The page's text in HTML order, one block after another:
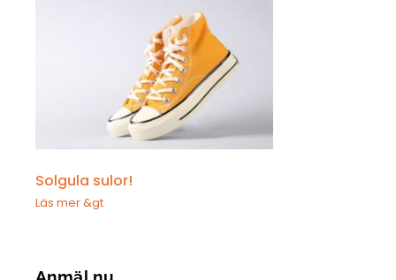
Solgula sulor!
Läs mer &gt